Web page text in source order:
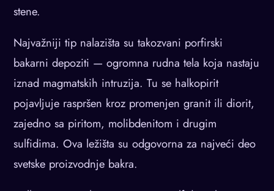
stene.
Najvažniji tip nalazišta su takozvani porfirski
bakarni depoziti — ogromna rudna tela koja nastaju
iznad magmatskih intruzija. Tu se halkopirit
pojavljuje raspršen kroz promenjen granit ili diorit,
zajedno sa piritom, molibdenitom i drugim
sulfidima. Ova ležišta su odgovorna za najveći deo
svetske proizvodnje bakra.